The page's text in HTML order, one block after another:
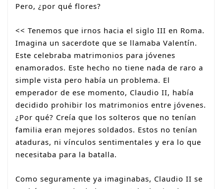
Pero, ¿por qué flores?
<< Tenemos que irnos hacia el siglo III en Roma.
Imagina un sacerdote que se llamaba Valentín.
Este celebraba matrimonios para jóvenes
enamorados. Este hecho no tiene nada de raro a
simple vista pero había un problema. El
emperador de ese momento, Claudio II, había
decidido prohibir los matrimonios entre jóvenes.
¿Por qué? Creía que los solteros que no tenían
familia eran mejores soldados. Estos no tenían
ataduras, ni vínculos sentimentales y era lo que
necesitaba para la batalla.
Como seguramente ya imaginabas, Claudio II se